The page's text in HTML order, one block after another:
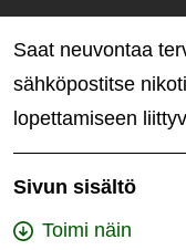
Saat neuvontaa
sähköpostitse
lopettamiseen
Sivun sisältö
Toimi näin